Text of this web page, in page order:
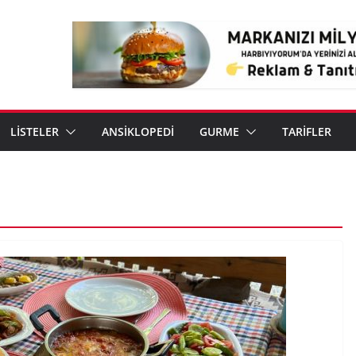
LİSTELER ANSİKLOPEDİ GURME TARİFLER